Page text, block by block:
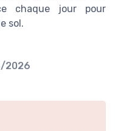
chaque jour pour
sol.
2026